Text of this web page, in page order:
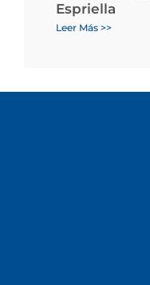
Espriella
Leer Más >>